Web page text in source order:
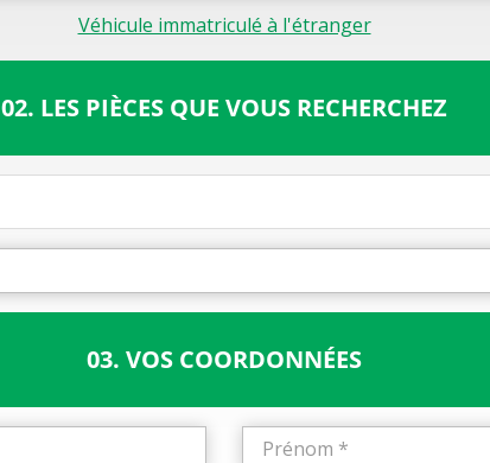
Véhicule immatriculé à l'étranger
02. LES PIÈCES QUE VOUS RECHERCHEZ
03. VOS COORDONNÉES